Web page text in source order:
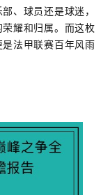
、球员还是球迷，
耀和归属。而这枚
法甲联赛百年风雨